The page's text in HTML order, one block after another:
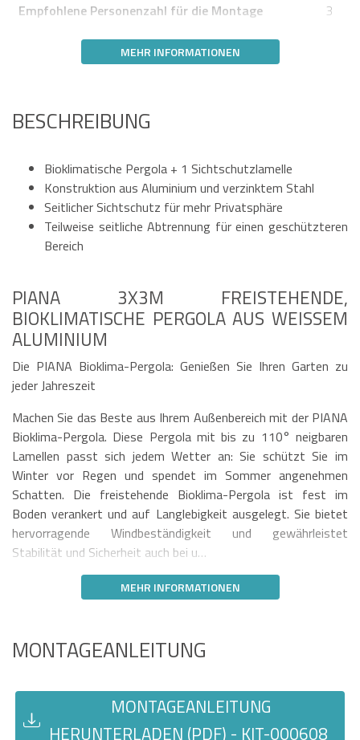
Empfohlene Personenzahl für die Montage
3
MEHR INFORMATIONEN
BESCHREIBUNG
Bioklimatische Pergola + 1 Sichtschutzlamelle
Konstruktion aus Aluminium und verzinktem Stahl
Seitlicher Sichtschutz für mehr Privatsphäre
Teilweise seitliche Abtrennung für einen geschützteren
Bereich
PIANA 3X3M FREISTEHENDE,
BIOKLIMATISCHE PERGOLA AUS WEISSEM A
LUMINIUM
Die PIANA Bioklima-Pergola: Genießen Sie Ihren Garten zu
jeder Jahreszeit
Machen Sie das Beste aus Ihrem Außenbereich mit der PIANA
Bioklima-Pergola. Diese Pergola mit bis zu 110° neigbaren
Lamellen passt sich jedem Wetter an: Sie schützt Sie im
Winter vor Regen und spendet im Sommer angenehmen
Schatten. Die freistehende Bioklima-Pergola ist fest im
Boden verankert und auf Langlebigkeit ausgelegt. Sie bietet
hervorragende Windbeständigkeit und gewährleistet
Stabilität und Sicherheit auch bei u…
MEHR INFORMATIONEN
MONTAGEANLEITUNG
MONTAGEANLEITUNG
HERUNTERLADEN (PDF) - KIT-000608